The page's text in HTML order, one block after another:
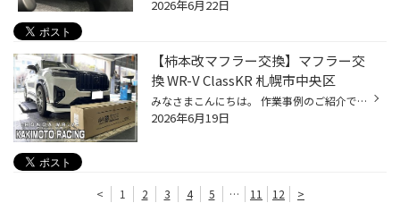
2026年6月22日
【柿本改マフラー交換】マフラー交
換 WR-V ClassKR 札幌市中央区
みなさまこんにちは。 作業事例のご紹介です。 HONDA WR-V 柿本改 ClassKR カスタムを多くされていた方がやっぱりマフラーも、、、とご来店。 残すところあとはマフラーといったところだったそうで 北海道の直線の多い道路を楽しく「走り」に拘っていただくのであれば！ 余談ですが、、、昨今の自動...
2026年6月19日
< 1 2 3 4 5 … 11 12 >